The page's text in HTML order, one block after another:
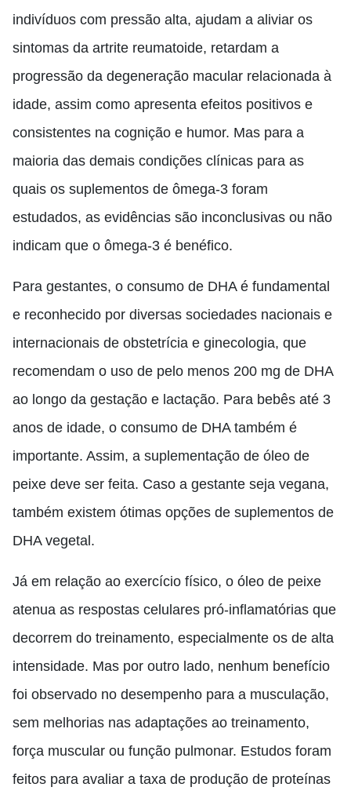
indivíduos com pressão alta, ajudam a aliviar os
sintomas da artrite reumatoide, retardam a
progressão da degeneração macular relacionada à
idade, assim como apresenta efeitos positivos e
consistentes na cognição e humor. Mas para a
maioria das demais condições clínicas para as
quais os suplementos de ômega-3 foram
estudados, as evidências são inconclusivas ou não
indicam que o ômega-3 é benéfico.
Para gestantes, o consumo de DHA é fundamental
e reconhecido por diversas sociedades nacionais e
internacionais de obstetrícia e ginecologia, que
recomendam o uso de pelo menos 200 mg de DHA
ao longo da gestação e lactação. Para bebês até 3
anos de idade, o consumo de DHA também é
importante. Assim, a suplementação de óleo de
peixe deve ser feita. Caso a gestante seja vegana,
também existem ótimas opções de suplementos de
DHA vegetal.
Já em relação ao exercício físico, o óleo de peixe
atenua as respostas celulares pró-inflamatórias que
decorrem do treinamento, especialmente os de alta
intensidade. Mas por outro lado, nenhum benefício
foi observado no desempenho para a musculação,
sem melhorias nas adaptações ao treinamento,
força muscular ou função pulmonar. Estudos foram
feitos para avaliar a taxa de produção de proteínas